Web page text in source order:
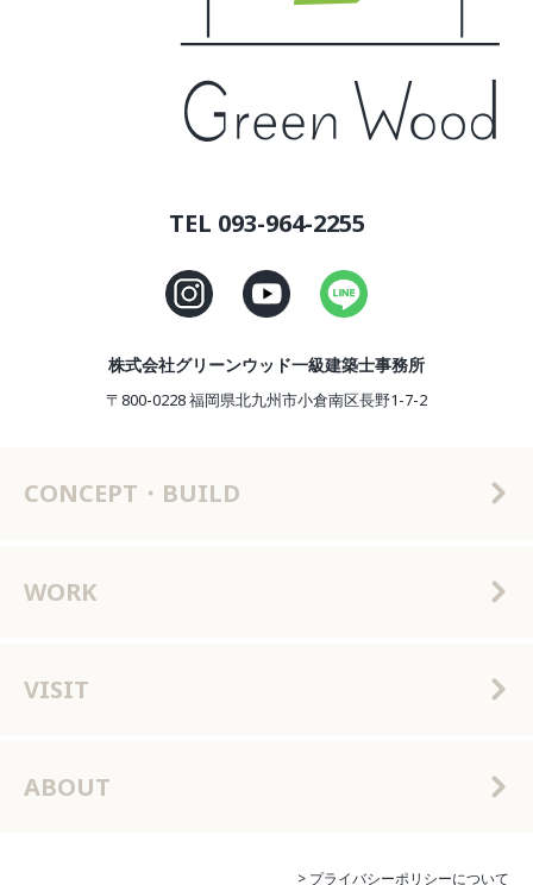
TEL 093-964-2255
株式会社グリーンウッド一級建築士事務所
〒800-0228 福岡県北九州市小倉南区長野1-7-2
CONCEPT・BUILD
WORK
VISIT
ABOUT
> プライバシーポリシーについて